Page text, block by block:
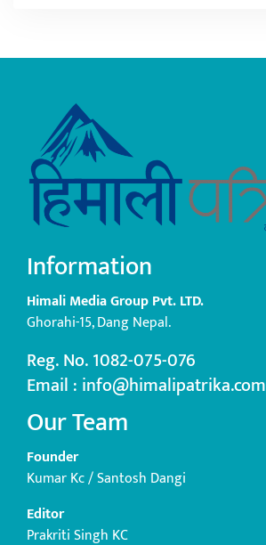
Information
Himali Media Group Pvt. LTD.
Ghorahi-15, Dang Nepal.
Reg. No. 1082-075-076
Email : info@himalipatrika.com
Our Team
Founder
Kumar Kc / Santosh Dangi
Editor
Prakriti Singh KC